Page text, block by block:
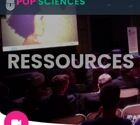
RESSOURCES